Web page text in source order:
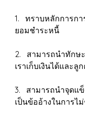
1. ทราบหลักการกา
ยอมชำระหนี้
2. สามารถนำทักษะ
เราเก็บเงินได้และ
3. สามารถนำจุดแข็
เป็นข้ออ้างในการไ